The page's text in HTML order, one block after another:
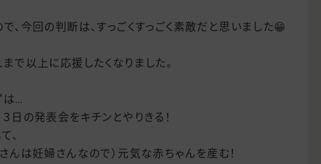
で、今回の判断は、すっごくすっごく素敵だと思いました😁
まで以上に応援したくなりました。
は…
３日の発表会をキチンとやりきる！
、
さんは妊婦さんなので）元気な赤ちゃんを産む！